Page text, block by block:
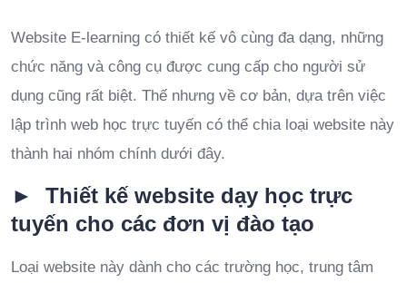
Website E-learning có thiết kế vô cùng đa dạng, những
chức năng và công cụ được cung cấp cho người sử
dụng cũng rất biệt. Thế nhưng về cơ bản, dựa trên việc
lập trình web học trực tuyến có thể chia loại website này
thành hai nhóm chính dưới đây.
► Thiết kế website dạy học trực
tuyến cho các đơn vị đào tạo
Loại website này dành cho các trường học, trung tâm